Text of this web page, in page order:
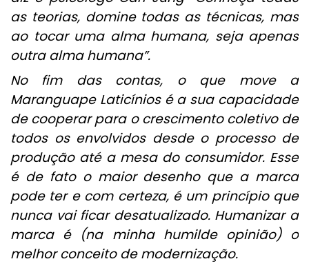
as teorias, domine todas as técnicas, mas
ao tocar uma alma humana, seja apenas
outra alma humana”.
No fim das contas, o que move a
Maranguape Laticínios é a sua capacidade
de cooperar para o crescimento coletivo de
todos os envolvidos desde o processo de
produção até a mesa do consumidor. Esse
é de fato o maior desenho que a marca
pode ter e com certeza, é um princípio que
nunca vai ficar desatualizado. Humanizar a
marca é (na minha humilde opinião) o
melhor conceito de modernização.